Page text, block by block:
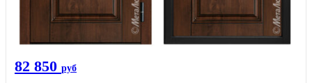
82 850 руб